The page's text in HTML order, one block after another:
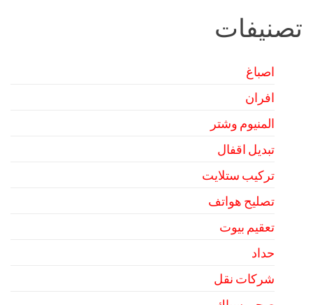
تصنيفات
اصباغ
افران
المنيوم وشتر
تبديل اقفال
تركيب ستلايت
تصليح هواتف
تعقيم بيوت
حداد
شركات نقل